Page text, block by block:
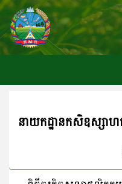
នាយកដ្ឋានកសិឧស្សាហ